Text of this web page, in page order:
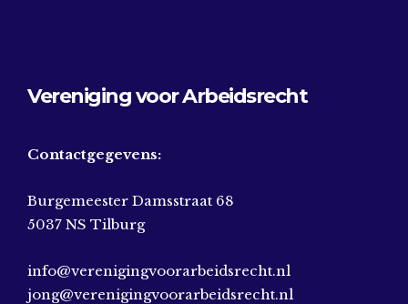
Vereniging voor Arbeidsrecht
Contactgegevens:
Burgemeester Damsstraat 68
5037 NS Tilburg
info@verenigingvoorarbeidsrecht.nl
jong@verenigingvoorarbeidsrecht.nl